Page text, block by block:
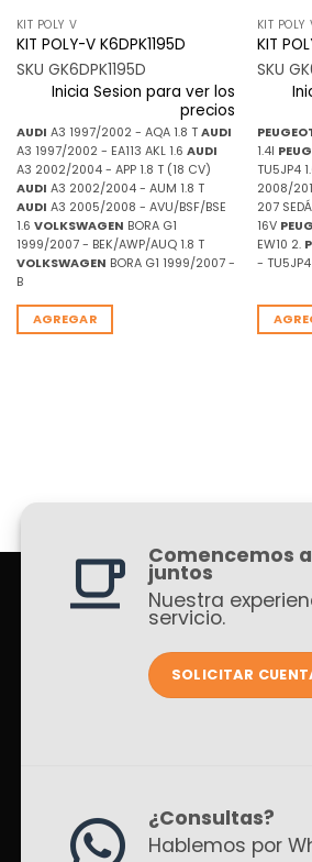
KIT POLY V
KIT POLY-V K6DPK1195D
SKU GK6DPK1195D
Inicia Sesion para ver los
precios
AUDI A3 1997/2002 - AQA 1.8 T AUDI
A3 1997/2002 - EA113 AKL 1.6 AUDI
A3 2002/2004 - APP 1.8 T (18 CV)
AUDI A3 2002/2004 - AUM 1.8 T
AUDI A3 2005/2008 - AVU/BSF/BSE
1.6 VOLKSWAGEN BORA G1
1999/2007 - BEK/AWP/AUQ 1.8 T
VOLKSWAGEN BORA G1 1999/2007 -
B
AGREGAR
KIT POLY
KIT
SKU
1.4I
TU5JP4
2008/
207
16V
EW10 2.
- TU5JP4
Comencemos
juntos
Nuestra
servicio.
SOLICITAR
¿Consultas?
Hablemos por